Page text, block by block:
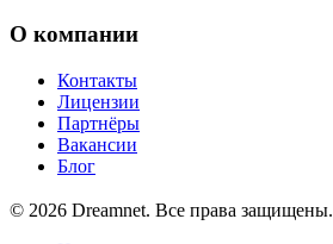
О компании
Контакты
Лицензии
Партнёры
Вакансии
Блог
© 2026 Dreamnet. Все права защищены.